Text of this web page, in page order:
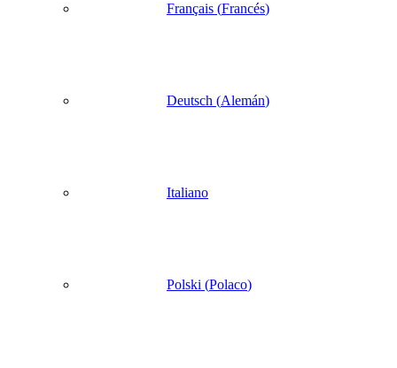
Français (Francés)
Deutsch (Alemán)
Italiano
Polski (Polaco)